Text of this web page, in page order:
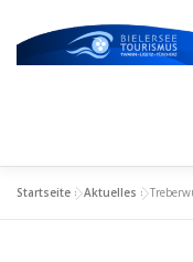
Startseite »Aktuelles »